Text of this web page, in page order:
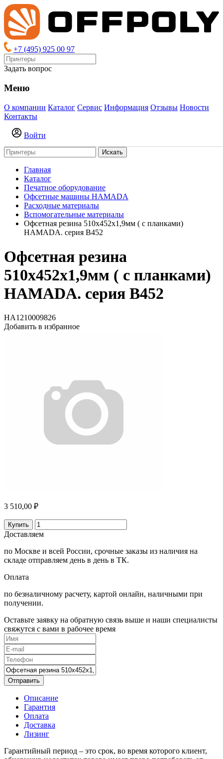
+7 (495) 925 00 97
Задать вопрос
Меню
О компании Каталог Сервис Информация Отзывы Новости
Контакты
Войти
Искать
Главная
Каталог
Печатное оборудование
Офсетные машины HAMADA
Расходные материалы
Вспомогательные материалы
Офсетная резина 510x452x1,9мм ( с планками)
HAMADA. серия В452
Офсетная резина
510x452x1,9мм ( с планками)
HAMADA. серия В452
HA1210009826
Добавить в избранное
3 510,00 ₽
Купить
Доставляем
по Москве и всей России, срочные заказы из наличия на
складе отправляем день в день в ТК.
Оплата
по безналичному расчету, картой онлайн, наличными при
получении.
Оставьте заявку на обратную связь выше и наши специалисты
свяжутся с вами в рабочее время
Отправить
Описание
Гарантия
Оплата
Доставка
Лизинг
Гарантийный период – это срок, во время которого клиент,